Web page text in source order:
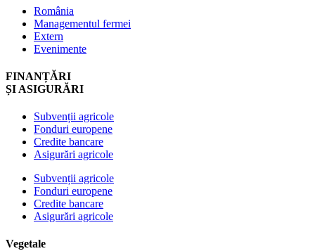
România
Managementul fermei
Extern
Evenimente
FINANȚĂRI
ȘI ASIGURĂRI
Subvenții agricole
Fonduri europene
Credite bancare
Asigurări agricole
Subvenții agricole
Fonduri europene
Credite bancare
Asigurări agricole
Vegetale